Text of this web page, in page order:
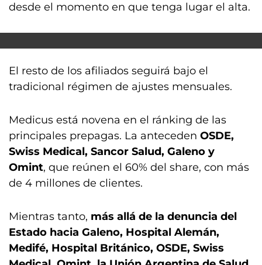
desde el momento en que tenga lugar el alta.
El resto de los afiliados seguirá bajo el
tradicional régimen de ajustes mensuales.
Medicus está novena en el ránking de las
principales prepagas. La anteceden OSDE,
Swiss Medical, Sancor Salud, Galeno y
Omint, que reúnen el 60% del share, con más
de 4 millones de clientes.
Mientras tanto, más allá de la denuncia del
Estado hacia Galeno, Hospital Alemán,
Medifé, Hospital Británico, OSDE, Swiss